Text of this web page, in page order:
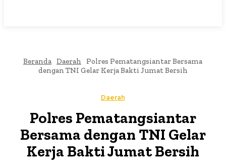
Beranda Daerah
Polres Pematangsiantar Bersama
dengan TNI Gelar Kerja Bakti Jumat Bersih
Daerah
Polres Pematangsiantar
Bersama dengan TNI Gelar
Kerja Bakti Jumat Bersih